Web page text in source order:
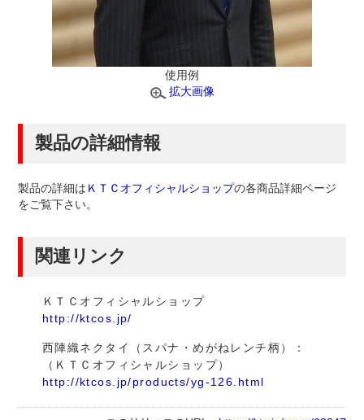
使用例
拡大画像
製品の詳細情報
製品の詳細は ＫＴＣオフィシャルショップの各商品詳細ページ
をご覧下さい。
関連リンク
ＫＴＣオフィシャルショップ
http://ktcos.jp/
西陣織ネクタイ（スパナ・めがねレンチ柄）：
（ＫＴＣオフィシャルショップ）
http://ktcos.jp/products/yg-126.html